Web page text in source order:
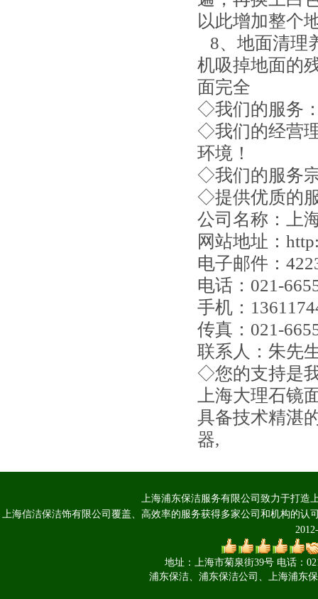
以此增加整个
8、地面清理
机吸掉地面的
面完全
◇我们的服务
◇我们的经营
环境！
◇我们的服务
◇提供优质的
公司名称：上
网站地址：
电子邮件：
电话 ：021-
手机：
传真 ：021-
联系人：朱先
◇您的支持是
上海大理石镜
具备技术精湛
器,
上海浦东保洁服务有限公司致力于打造
上海信洁保洁饰有限公司覆盖、高效率的服务获得多家公司和机构的认
地址：上海市菊泉街39号 电话：
浦东保洁、浦东保洁公司、上海浦东